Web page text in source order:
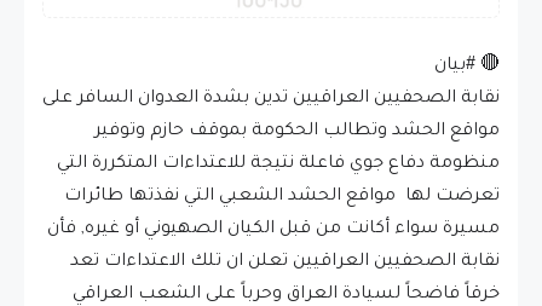
🔴 #بيان
نقابة الصحفيين العراقيين تدين بشدة العدوان السافر على
مواقع الحشد وتطالب الحكومة بموقف حازم وتوفير
منظومة دفاع جوي فاعلة نتيجة للاعتداءات المتكررة التي
تعرضت لها مواقع الحشد الشعبي التي نفذتها طائرات
مسيرة سواء أكانت من قبل الكيان الصهيوني أو غيره, فأن
نقابة الصحفيين العراقيين تعلن ان تلك الاعتداءات تعد
خرقاً فاضحاً لسيادة العراق وحرباً على الشعب العراقي